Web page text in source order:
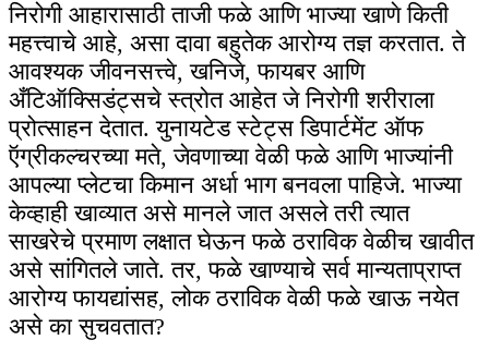
निरोगी आहारासाठी ताजी फळे आणि भाज्या खाणे किती
महत्त्वाचे आहे, असा दावा बहुतेक आरोग्य तज्ञ करतात. ते
आवश्यक जीवनसत्त्वे, खनिजे, फायबर आणि
अँटिऑक्सिडंट्सचे स्त्रोत आहेत जे निरोगी शरीराला
प्रोत्साहन देतात. युनायटेड स्टेट्स डिपार्टमेंट ऑफ
ऍग्रीकल्चरच्या मते, जेवणाच्या वेळी फळे आणि भाज्यांनी
आपल्या प्लेटचा किमान अर्धा भाग बनवला पाहिजे. भाज्या
केव्हाही खाव्यात असे मानले जात असले तरी त्यात
साखरेचे प्रमाण लक्षात घेऊन फळे ठराविक वेळीच खावीत
असे सांगितले जाते. तर, फळे खाण्याचे सर्व मान्यताप्राप्त
आरोग्य फायद्यांसह, लोक ठराविक वेळी फळे खाऊ नयेत
असे का सुचवतात?